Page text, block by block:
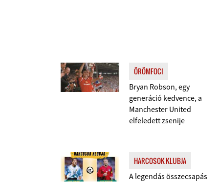
ÖRÖMFOCI
Bryan Robson, egy
generáció kedvence, a
Manchester United
elfeledett zsenije
HARCOSOK KLUBJA
A legendás összecsapás